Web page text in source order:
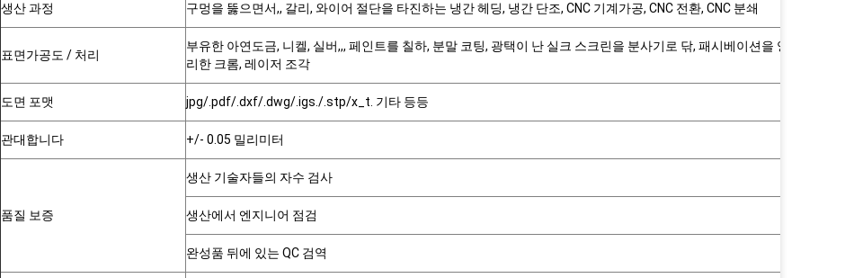
생산 과정 구멍을 뚫으면서,, 갈리, 와이어 절단을 타진하는 냉간 헤딩, 냉간 단조, CNC 기계가공, CNC 전환, CNC 분쇄
표면가공도 / 처리
부유한 아연도금, 니켈, 실버,,, 페인트를 칠하, 분말 코팅, 광택이 난 실크 스크린을 분사기로 닦, 패시베이션을 양극 처
리한 크롬, 레이저 조각
도면 포맷 jpg/.pdf/.dxf/.dwg/.igs./.stp/x_t. 기타 등등
관대합니다 +/- 0.05 밀리미터
품질 보증
생산 기술자들의 자수 검사
생산에서 엔지니어 점검
완성품 뒤에 있는 QC 검역